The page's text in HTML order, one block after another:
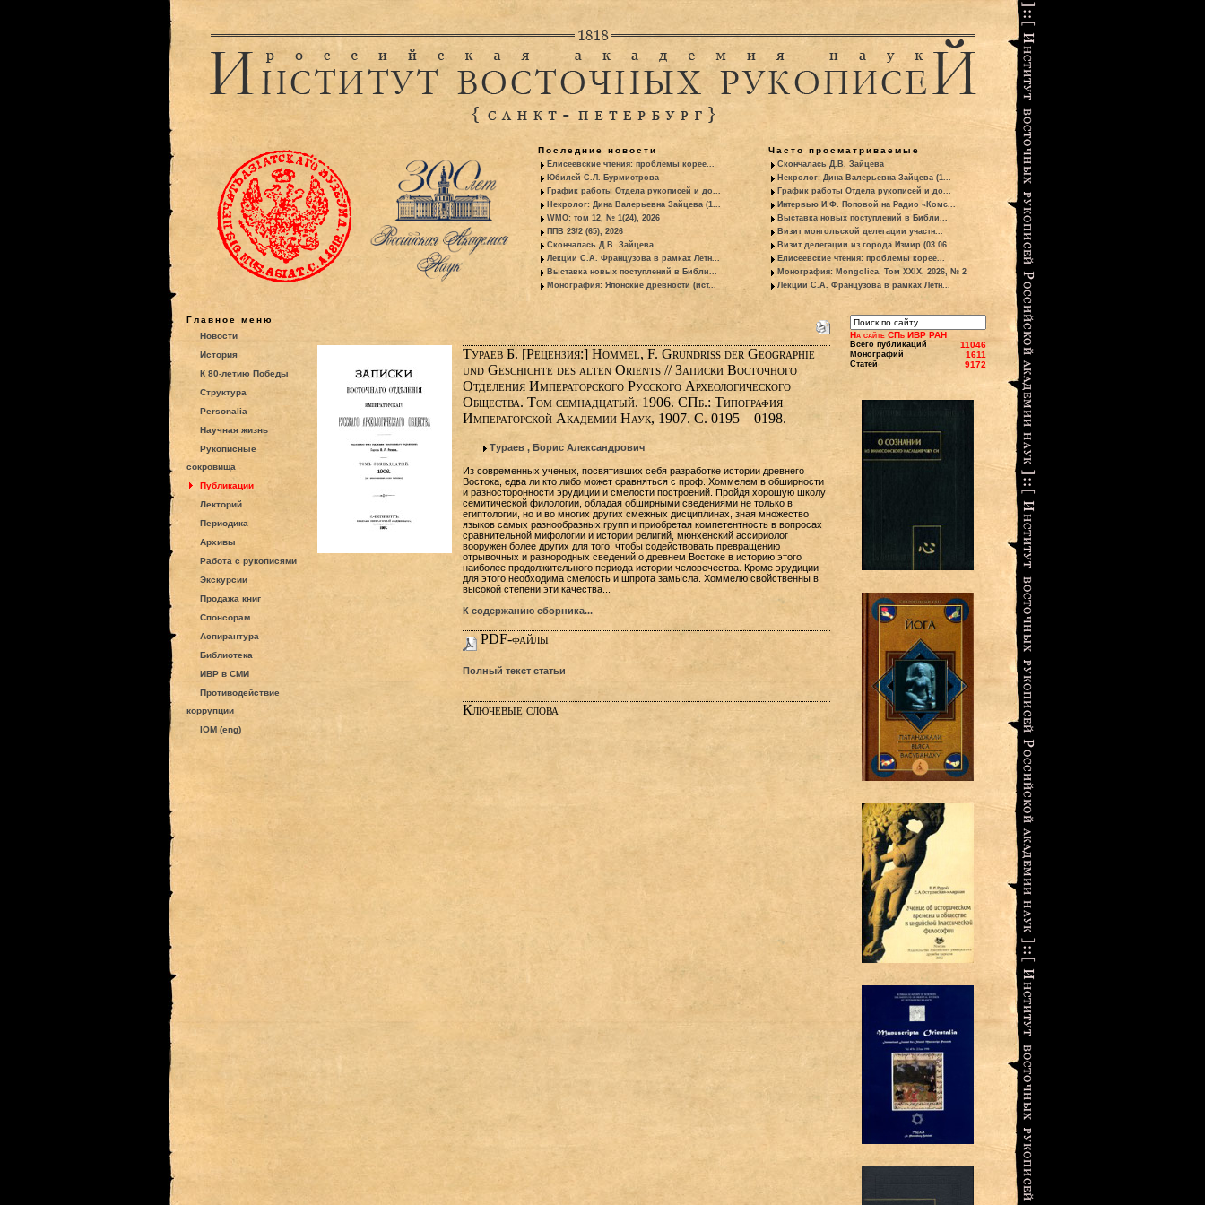
Последние новости
Елисеевские чтения: проблемы корее...
Юбилей С.Л. Бурмистрова
График работы Отдела рукописей и до...
Некролог: Дина Валерьевна Зайцева (1...
WMO: том 12, № 1(24), 2026
ППВ 23/2 (65), 2026
Скончалась Д.В. Зайцева
Лекции С.А. Французова в рамках Летн...
Выставка новых поступлений в Библи...
Монография: Японские древности (ист...
Часто просматриваемые
Скончалась Д.В. Зайцева
Некролог: Дина Валерьевна Зайцева (1...
График работы Отдела рукописей и до...
Интервью И.Ф. Поповой на Радио «Комс...
Выставка новых поступлений в Библи...
Визит монгольской делегации участн...
Визит делегации из города Измир (03.06...
Елисеевские чтения: проблемы корее...
Монография: Mongolica. Том XXIX, 2026, № 2
Лекции С.А. Французова в рамках Летн...
Главное меню
Новости
История
К 80-летию Победы
Структура
Personalia
Научная жизнь
Рукописные
сокровища
Публикации
Лекторий
Периодика
Архивы
Работа с рукописями
Экскурсии
Продажа книг
Спонсорам
Аспирантура
Библиотека
ИВР в СМИ
Противодействие
коррупции
IOM (eng)
Тураев Б. [Рецензия:] Hommel, F. Grundriss der Geographie
und Geschichte des alten Orients // Записки Восточного
Отделения Императорского Русского Археологического
Общества. Том семнадцатый. 1906. СПб.: Типография
Императорской Академии Наук, 1907. С. 0195—0198.
Тураев , Борис Александрович
Из современных ученых, посвятивших себя разработке истории древнего
Востока, едва ли кто либо может сравняться с проф. Хоммелем в обширности
и разносторонности эрудиции и смелости построений. Пройдя хорошую школу
семитической филологии, обладая обширными сведениями не только в
египтологии, но и во многих других смежных дисциплинах, зная множество
языков самых разнообразных групп и приобретая компетентность в вопросах
сравнительной мифологии и истории религий, мюнхенский ассириолог
вооружен более других для того, чтобы содействовать превращению
отрывочных и разнородных сведений о древнем Востоке в историю этого
наиболее продолжительного периода истории человечества. Кроме эрудиции
для этого необходима смелость и шпрота замысла. Хоммелю свойственны в
высокой степени эти качества...
К содержанию сборника...
PDF-файлы
Полный текст статьи
Ключевые слова
На сайте СПб ИВР РАН
Всего публикаций 11046
Монографий 1611
Статей 9172